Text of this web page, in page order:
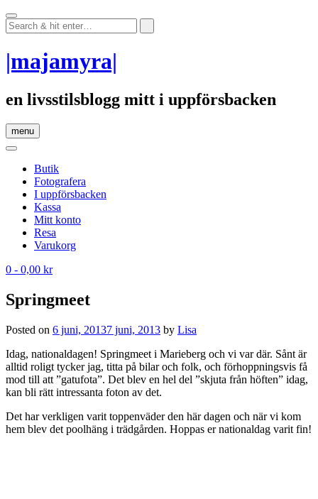
Skip
to
content
|majamyra|
en livsstilsblogg mitt i uppförsbacken
menu
Butik
Fotografera
I uppförsbacken
Kassa
Mitt konto
Resa
Varukorg
0 - 0,00 kr
Springmeet
Posted on 6 juni, 20137 juni, 2013 by Lisa
Idag, nationaldagen! Springmeet i Marieberg och vi var där. Sånt är
alltid roligt tycker jag, titta på bilar och folk, och förhoppningsvis få
mod till att ”gatufota”. Det blev en hel del ”skjuta från höften” idag,
kan bli rätt intressanta foton av det.
Det har verkligen varit toppenväder den här dagen och när vi kom
hem blev det poolhäng i trädgården. Hoppas er nationaldag varit fin!